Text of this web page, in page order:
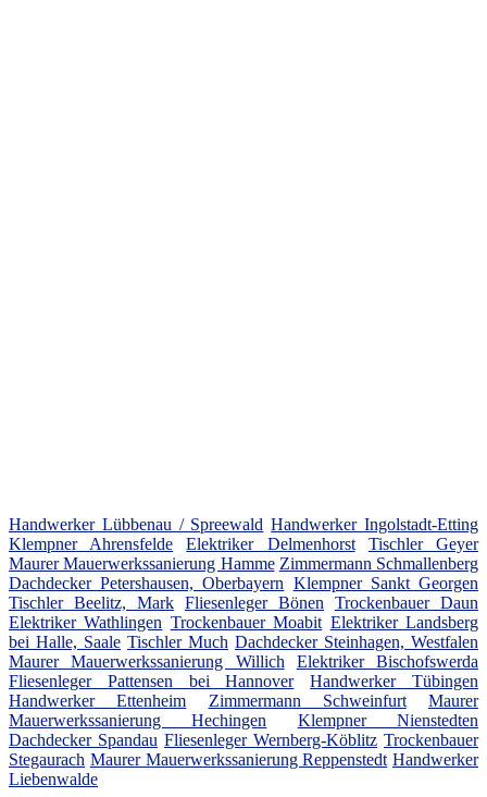
Handwerker Lübbenau / Spreewald Handwerker Ingolstadt-Etting
Klempner Ahrensfelde
Elektriker Delmenhorst
Tischler Geyer
Maurer Mauerwerkssanierung Hamme Zimmermann Schmallenberg
Dachdecker Petershausen, Oberbayern Klempner Sankt Georgen
Tischler Beelitz, Mark Fliesenleger Bönen
Trockenbauer Daun
Elektriker Wathlingen Trockenbauer Moabit Elektriker Landsberg
bei Halle, Saale Tischler Much Dachdecker Steinhagen, Westfalen
Maurer Mauerwerkssanierung Willich
Elektriker Bischofswerda
Fliesenleger Pattensen bei Hannover
Handwerker Tübingen
Handwerker Ettenheim
Zimmermann Schweinfurt
Maurer
Mauerwerkssanierung Hechingen
Klempner Nienstedten
Dachdecker Spandau Fliesenleger Wernberg-Köblitz Trockenbauer
Stegaurach Maurer Mauerwerkssanierung Reppenstedt Handwerker
Liebenwalde